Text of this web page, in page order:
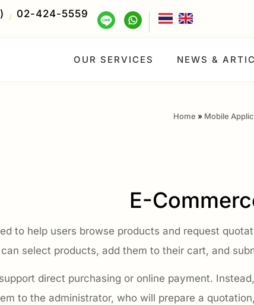
/ 02-424-5559
OUR SERVICES NEWS &
Home » Mobile
E-
to help users browse products and request
can select products, add them to their cart, and
direct purchasing or online payment.
to the administrator, who will prepare a